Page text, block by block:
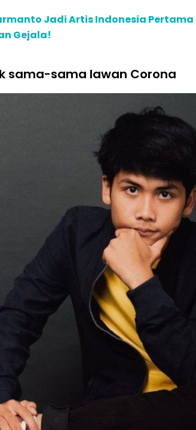
Jadi Artis Indonesia
Gejala!
sama-sama lawan Corona